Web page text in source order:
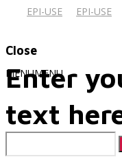
MENUMENU
Close
Enter
text